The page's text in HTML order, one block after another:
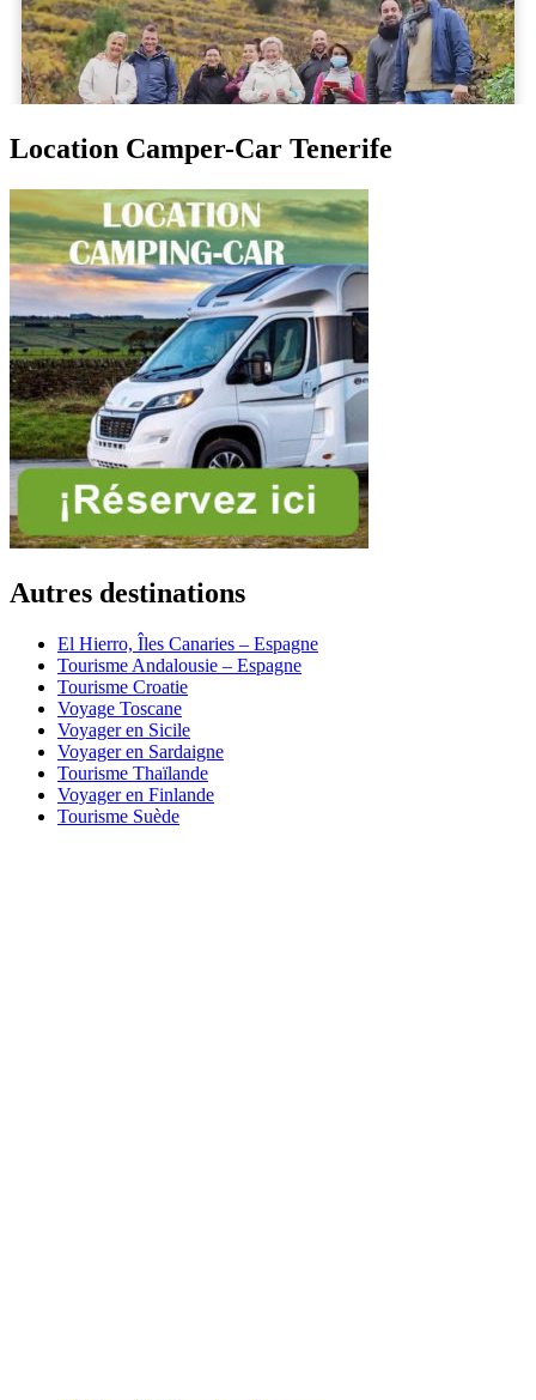
Location Camper-Car Tenerife
Autres destinations
El Hierro, Îles Canaries – Espagne
Tourisme Andalousie – Espagne
Tourisme Croatie
Voyage Toscane
Voyager en Sicile
Voyager en Sardaigne
Tourisme Thaïlande
Voyager en Finlande
Tourisme Suède